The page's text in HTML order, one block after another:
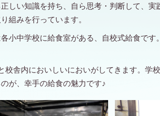
しい知識を持ち、自ら思考・判断して、実
組みを行っています。
小中学校に給食室がある、自校式給食で
校舎内においしいにおいがしてきます。学
が、幸手の給食の魅力です♪